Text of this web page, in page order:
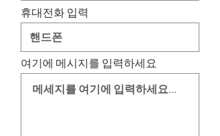
휴대전화 입력
여기에 메시지를 입력하세요